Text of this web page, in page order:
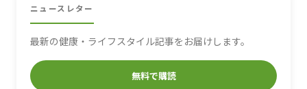
ニュースレター
最新の健康・ライフスタイル記事をお届けします。
無料で購読